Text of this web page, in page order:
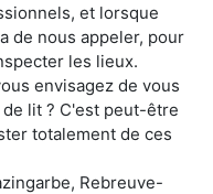
et lorsque
de nous appeler, pour
les lieux.
envisagez de vous
lit ? C'est peut-être
totalement de ces
Rebreuve-